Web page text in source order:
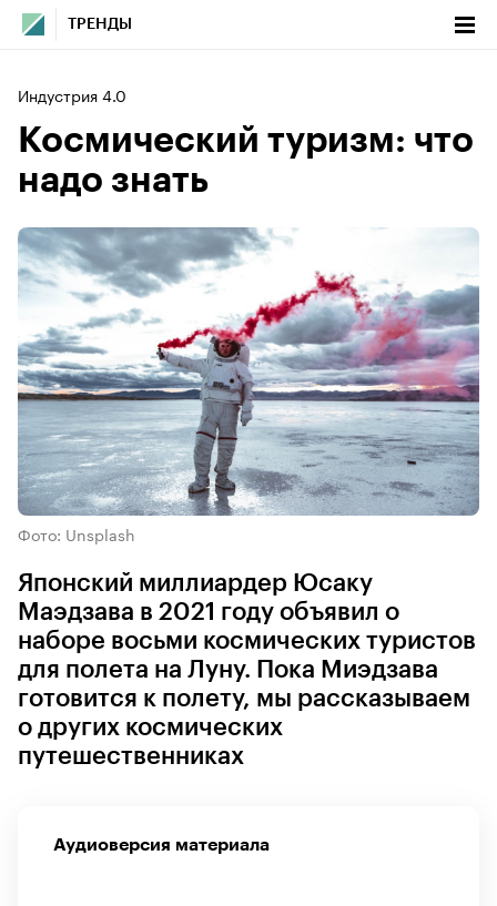
ТРЕНДЫ
Индустрия 4.0
Космический туризм: что
надо знать
Фото: Unsplash
Японский миллиардер Юсаку
Маэдзава в 2021 году объявил о
наборе восьми космических туристов
для полета на Луну. Пока Миэдзава
готовится к полету, мы рассказываем
о других космических
путешественниках
Аудиоверсия материала